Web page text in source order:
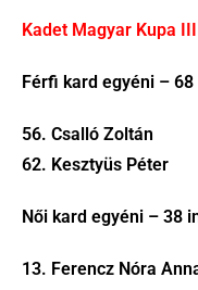
Kadet Magyar Kupa
Férfi kard egyéni –
56. Csalló Zoltán
62. Kesztyüs Péter
Női kard egyéni – 38
13. Ferencz Nóra